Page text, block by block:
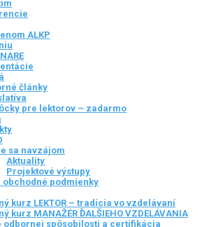
ALKP
články
pre lektorov – zadarmo
sa navzájom
Aktuality
Projektové výstupy
obchodné podmienky
kurz LEKTOR – tradícia vo vzdelávaní
kurz MANAŽÉR ĎALŠIEHO VZDELÁVANIA
odbornej spôsobilosti a certifikácia